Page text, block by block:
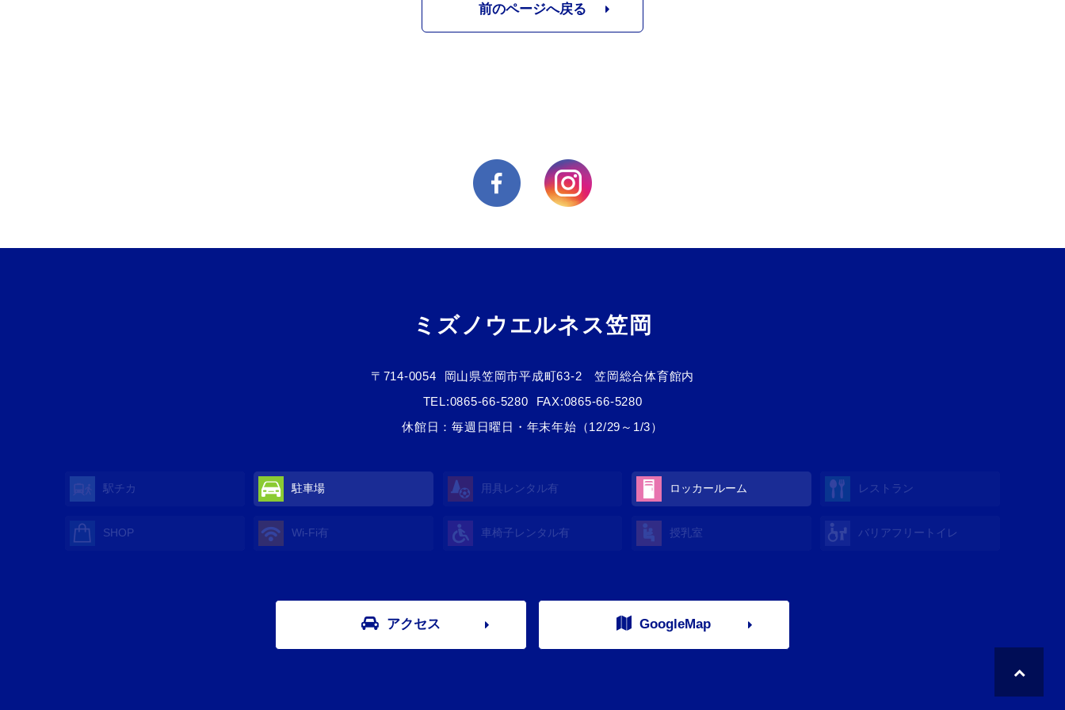
前のページへ戻る
ミズノウエルネス笠岡
〒714-0054
岡山県笠岡市平成町63-2 笠岡総合体育館内
TEL:0865-66-5280
FAX:0865-66-5280
休館日：毎週日曜日・年末年始（12/29～1/3）
駅チカ 駐車場 用具レンタル有 ロッカールーム レストラン
SHOP Wi-Fi有 車椅子レンタル有 授乳室 バリアフリートイレ
アクセス GoogleMap